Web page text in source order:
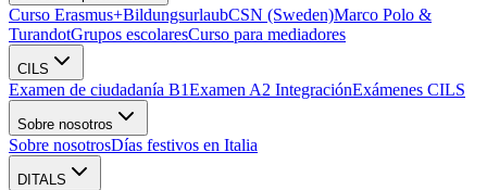
Curso Erasmus+BildungsurlaubCSN (Sweden)Marco Polo &
TurandotGrupos escolaresCurso para mediadores
CILS
Examen de ciudadanía B1Examen A2 IntegraciónExámenes CILS
Sobre nosotros
Sobre nosotrosDías festivos en Italia
DITALS